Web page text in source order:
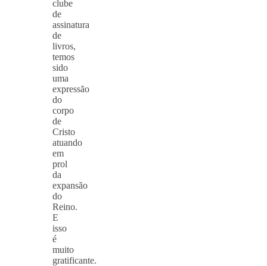
clube
de
assinatura
de
livros,
temos
sido
uma
expressão
do
corpo
de
Cristo
atuando
em
prol
da
expansão
do
Reino.
E
isso
é
muito
gratificante.